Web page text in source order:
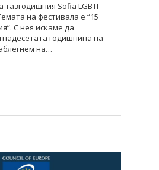
тазгодишния Sofia LGBTI
на фестивала е “15
С нея искаме да
годишнина на
на…